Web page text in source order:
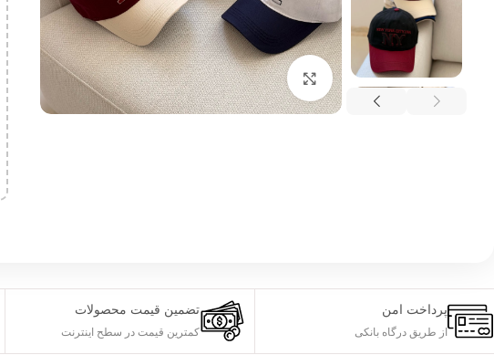
بزرگنمایی تصویر
پرداخت امن
از طریق درگاه بانکی
تضمین قیمت محصولات
کمترین قیمت در سطح اینترنت